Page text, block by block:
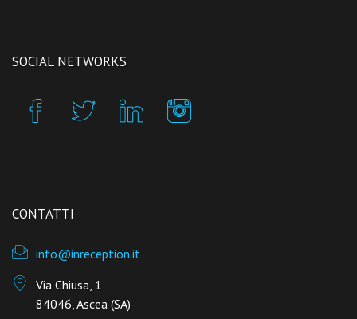
SOCIAL NETWORKS
CONTATTI
info@inreception.it
Via Chiusa, 1
84046, Ascea (SA)